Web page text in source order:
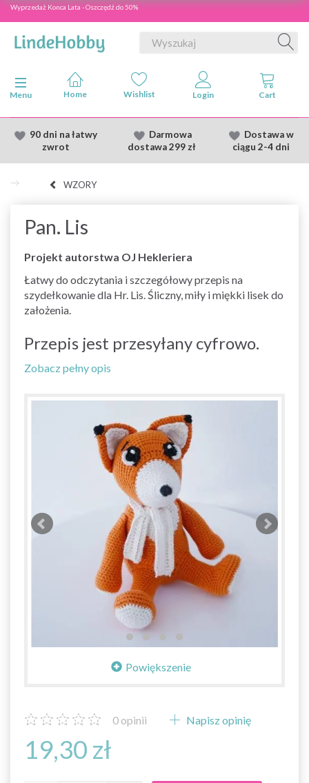
Wyprzedaż Konca Lata - Oszczędź do 50%
Przełącz nawigację
Menu
90 dni na łatwy
zwrot
Darmowa
dostawa299 zł
Dostawaw
ciągu 2-4 dni
WZORY
Pan. Lis
Projekt autorstwa OJ Hekleriera
Łatwy do odczytania i szczegółowy przepis na
szydełkowanie dla Hr. Lis. Śliczny, miły i miękki lisek do
założenia.
Przepis jest przesyłany cyfrowo.
Zobacz pełny opis
Powiększenie
0 opinii Napisz opinię
19,30 zł